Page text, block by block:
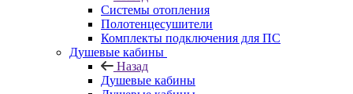
Системы отопления
Полотенцесушители
Комплекты подключения для ПС
Душевые кабины
Назад
Душевые кабины